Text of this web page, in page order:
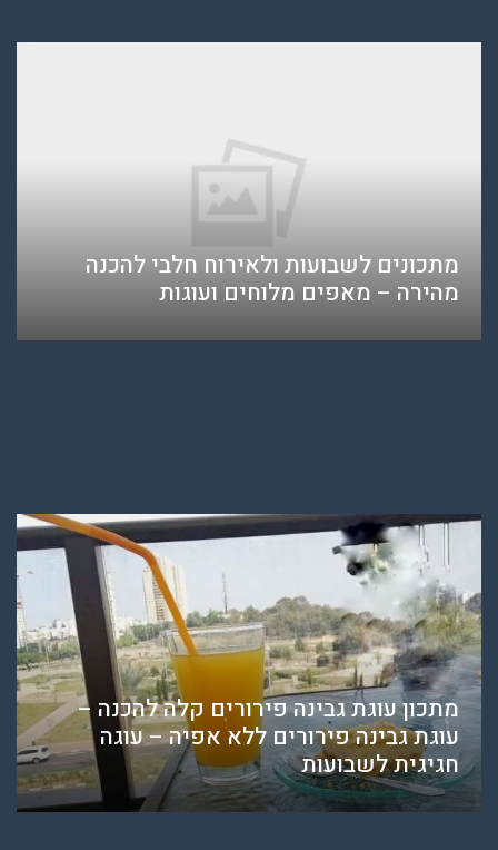
מתכונים לשבועות ולאירוח חלבי להכנה
מהירה – מאפים מלוחים ועוגות
מתכון עוגת גבינה פירורים קלה להכנה –
עוגת גבינה פירורים ללא אפיה – עוגה
חגיגית לשבועות